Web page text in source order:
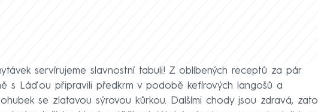
servírujeme slavnostní tabuli! Z oblíbených receptů za pár
s Láďou připravili předkrm v podobě kefírových langošů a
se zlatavou sýrovou kůrkou. Dalšími chody jsou zdravá, zato